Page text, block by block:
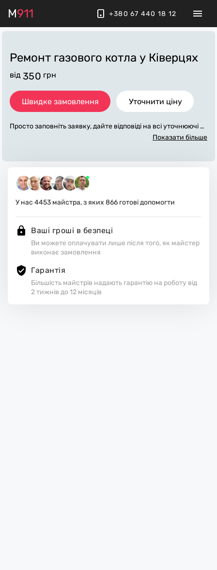
M911 +380 67 440 18 12
Ремонт газового котла у Ківерцях
від 350 грн
Швидке замовлення Уточнити ціну
Просто заповніть заявку, дайте відповіді на всі уточнюючі за
питання по «ремонт газового котла». Ми зв'яжемося з вам
Виконавці стежать за чистотою та прибирають робоче місц
Показати більше
У нас 4453 майстра, з яких 866 готові допомогти
Ваші гроші в безпеці
Ви можете оплачувати лише після того, як майстер
виконає замовлення
Гарантія
Більшість майстрів надають гарантію на роботу від
2 тижнів до 12 місяців